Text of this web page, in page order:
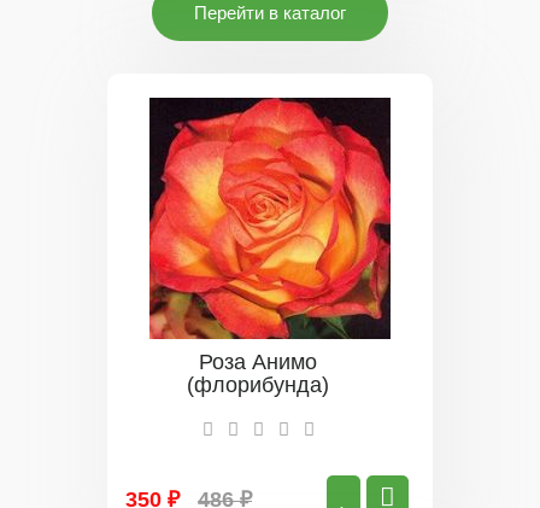
Перейти в каталог
Роза Анимо
(флорибунда)
350 ₽ 486 ₽